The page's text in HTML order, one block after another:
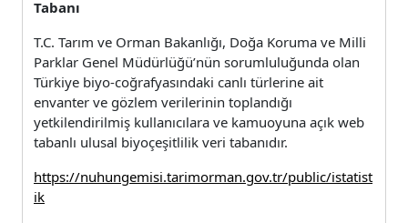
Tabanı
T.C. Tarım ve Orman Bakanlığı, Doğa Koruma ve Milli
Parklar Genel Müdürlüğü’nün sorumluluğunda olan
Türkiye biyo-coğrafyasındaki canlı türlerine ait
envanter ve gözlem verilerinin toplandığı
yetkilendirilmiş kullanıcılara ve kamuoyuna açık web
tabanlı ulusal biyoçeşitlilik veri tabanıdır.
https://nuhungemisi.tarimorman.gov.tr/public/istatist
ik